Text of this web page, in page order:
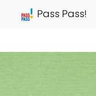
Pass Pass!